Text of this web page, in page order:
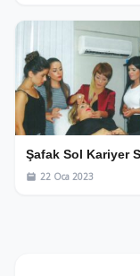
Şafak Sol Kariyer
22 Oca 2023